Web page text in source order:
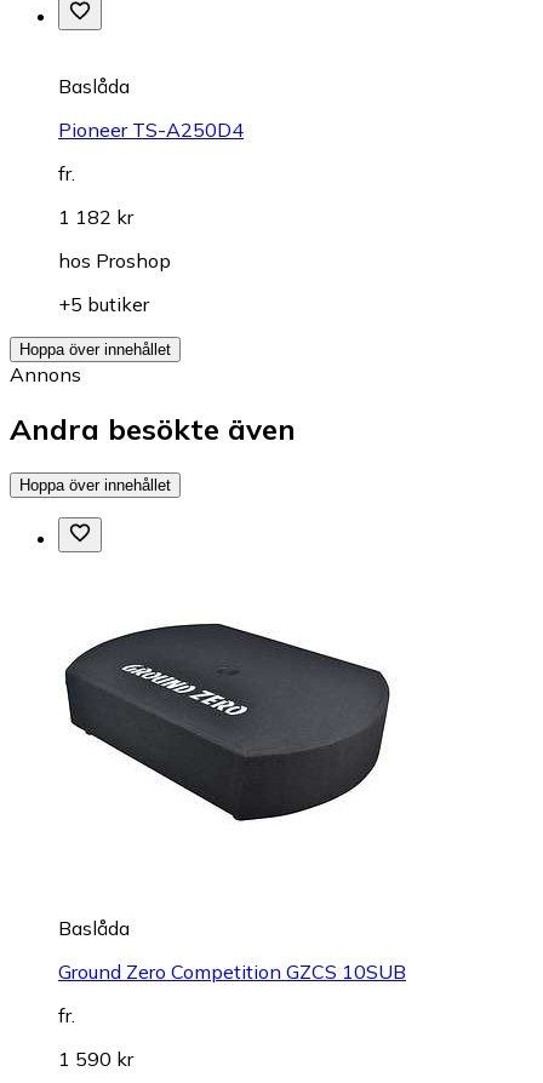
Baslåda
Pioneer TS-A250D4
fr.
1 182 kr
hos Proshop
+5 butiker
Hoppa över innehållet
Annons
Andra besökte även
Hoppa över innehållet
Baslåda
Ground Zero Competition GZCS 10SUB
fr.
1 590 kr